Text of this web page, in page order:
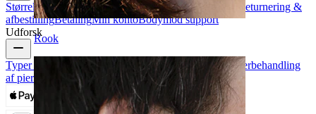
Rook
StørrelsesguideTrack din ordreLeveringsinformation
Returnering &
afbestillingBetalingMin kontoBodymod support
Udforsk
Typer af piercinger Smykkematerialer til piercingerEfterbehandling
af piercinger